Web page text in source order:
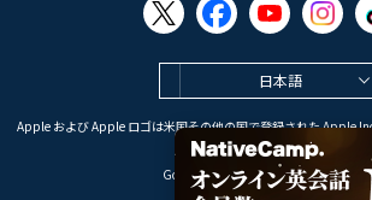
日本語
Apple および Apple ロゴは米国その他の国で登録された Apple
Apple Inc. のサービスマークです。
Google Play は Google LLC の商標です